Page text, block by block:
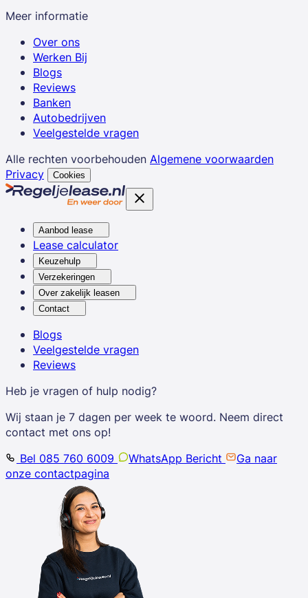
Meer informatie
Over ons
Werken Bij
Blogs
Reviews
Banken
Autobedrijven
Veelgestelde vragen
Alle rechten voorbehouden Algemene voorwaarden
Privacy
Cookies
Aanbod lease
Lease calculator
Keuzehulp
Verzekeringen
Over zakelijk leasen
Contact
Blogs
Veelgestelde vragen
Reviews
Heb je vragen of hulp nodig?
Wij staan je 7 dagen per week te woord. Neem direct
contact met ons op!
Bel 085 760 6009
WhatsApp Bericht
Ga naar
onze contactpagina